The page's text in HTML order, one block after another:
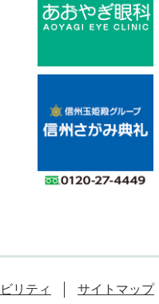
リティ サイトマップ